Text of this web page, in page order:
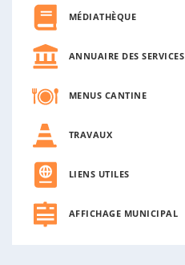
MÉDIATHÈQUE
ANNUAIRE DES SERVICES
MENUS CANTINE
TRAVAUX
LIENS UTILES
AFFICHAGE MUNICIPAL